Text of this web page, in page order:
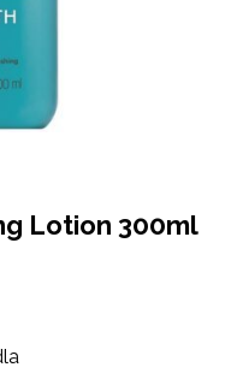
Lotion 300ml